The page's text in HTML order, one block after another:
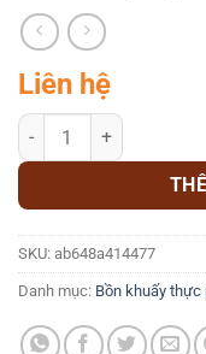
Liên hệ
Bồn khuấy trộn thực
SKU: ab648a414477
Danh mục: Bồn khuấy thực